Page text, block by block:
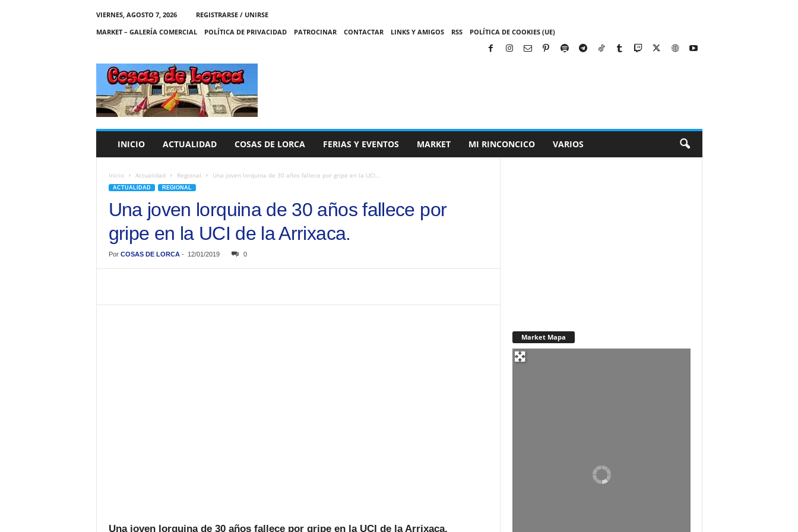
VIERNES, AGOSTO 7, 2026
REGISTRARSE / UNIRSE
MARKET – GALERÍA COMERCIAL
POLÍTICA DE PRIVACIDAD PATROCINAR CONTACTAR LINKS Y AMIGOS RSS POLÍTICA DE COOKIES (UE)
C
A
S
INICIO ACTUALIDAD COSAS DE LORCA FERIAS Y EVENTOS MARKET MI RINCONCICO VARIOS
Inicio Actualidad Regional Una joven lorquina de 30 años fallece por gripe en la UCI...
ACTUALIDAD REGIONAL
Una joven lorquina de 30 años fallece por
gripe en la UCI de la Arrixaca.
Por COSAS DE LORCA- 12/01/2019 0
Una joven lorquina de 30 años fallece por gripe en la UCI de la Arrixaca.
Market Mapa